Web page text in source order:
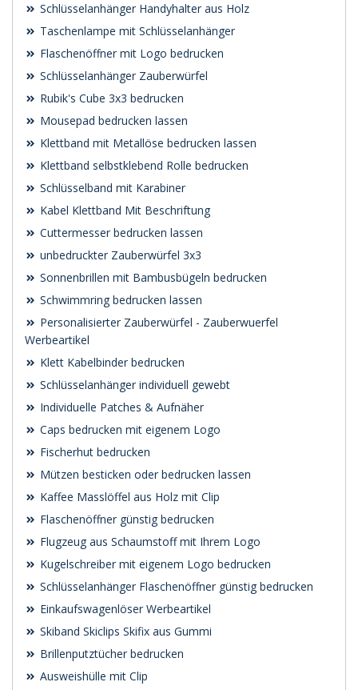
Schlüsselanhänger Handyhalter aus Holz
Taschenlampe mit Schlüsselanhänger
Flaschenöffner mit Logo bedrucken
Schlüsselanhänger Zauberwürfel
Rubik's Cube 3x3 bedrucken
Mousepad bedrucken lassen
Klettband mit Metallöse bedrucken lassen
Klettband selbstklebend Rolle bedrucken
Schlüsselband mit Karabiner
Kabel Klettband Mit Beschriftung
Cuttermesser bedrucken lassen
unbedruckter Zauberwürfel 3x3
Sonnenbrillen mit Bambusbügeln bedrucken
Schwimmring bedrucken lassen
Personalisierter Zauberwürfel - Zauberwuerfel
Werbeartikel
Klett Kabelbinder bedrucken
Schlüsselanhänger individuell gewebt
Individuelle Patches & Aufnäher
Caps bedrucken mit eigenem Logo
Fischerhut bedrucken
Mützen besticken oder bedrucken lassen
Kaffee Masslöffel aus Holz mit Clip
Flaschenöffner günstig bedrucken
Flugzeug aus Schaumstoff mit Ihrem Logo
Kugelschreiber mit eigenem Logo bedrucken
Schlüsselanhänger Flaschenöffner günstig bedrucken
Einkaufswagenlöser Werbeartikel
Skiband Skiclips Skifix aus Gummi
Brillenputztücher bedrucken
Ausweishülle mit Clip